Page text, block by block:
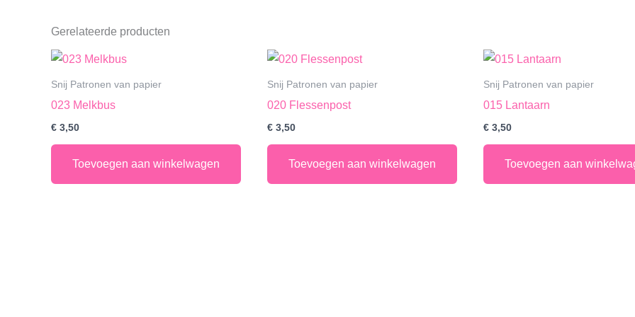
Gerelateerde producten
Snij Patronen van papier
023 Melkbus
€ 3,50
Toevoegen aan winkelwagen
Snij Patronen van papier
020 Flessenpost
€ 3,50
Toevoegen aan winkelwagen
Snij Patronen van papier
015 Lantaarn
€ 3,50
Toevoegen aan